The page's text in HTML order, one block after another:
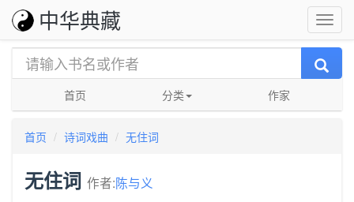
中华典藏
首页 分类 作家
首页 诗词戏曲 无住词
无住词 作者:陈与义